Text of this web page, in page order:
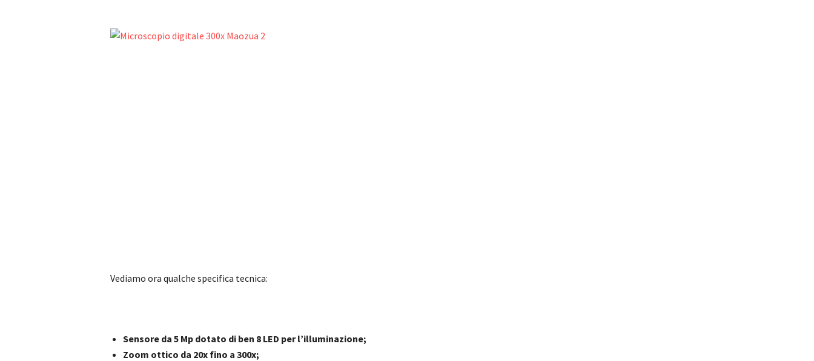
Vediamo ora qualche specifica tecnica:
Sensore da 5 Mp dotato di ben 8 LED per l’illuminazione;
Zoom ottico da 20x fino a 300x;